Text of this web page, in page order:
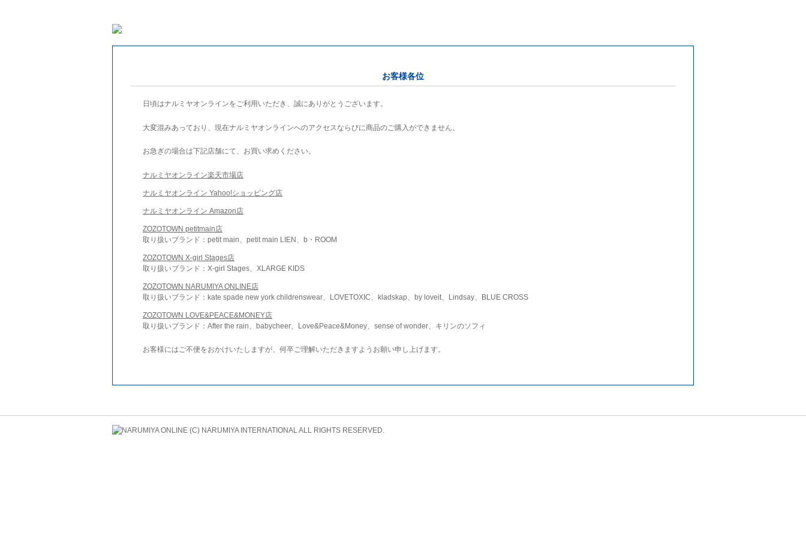
お客様各位
日頃はナルミヤオンラインをご利用いただき、誠にありがとうございます。
大変混みあっており、現在ナルミヤオンラインへのアクセスならびに商品のご購入ができません。
お急ぎの場合は下記店舗にて、お買い求めください。
ナルミヤオンライン楽天市場店
ナルミヤオンライン Yahoo!ショッピング店
ナルミヤオンライン Amazon店
ZOZOTOWN petitmain店
取り扱いブランド：petit main、petit main LIEN、b・ROOM
ZOZOTOWN X-girl Stages店
取り扱いブランド：X-girl Stages、XLARGE KIDS
ZOZOTOWN NARUMIYA ONLINE店
取り扱いブランド：kate spade new york childrenswear、LOVETOXIC、kladskap、by loveit、Lindsay、BLUE CROSS
ZOZOTOWN LOVE&PEACE&MONEY店
取り扱いブランド：After the rain、babycheer、Love&Peace&Money、sense of wonder、キリンのソフィ
お客様にはご不便をおかけいたしますが、何卒ご理解いただきますようお願い申し上げます。